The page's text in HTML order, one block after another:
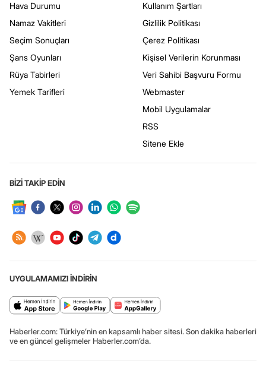
Hava Durumu
Namaz Vakitleri
Seçim Sonuçları
Şans Oyunları
Rüya Tabirleri
Yemek Tarifleri
Kullanım Şartları
Gizlilik Politikası
Çerez Politikası
Kişisel Verilerin Korunması
Veri Sahibi Başvuru Formu
Webmaster
Mobil Uygulamalar
RSS
Sitene Ekle
BİZİ TAKİP EDİN
UYGULAMAMIZI İNDİRİN
Haberler.com: Türkiye’nin en kapsamlı haber sitesi. Son dakika haberleri
ve en güncel gelişmeler Haberler.com’da.